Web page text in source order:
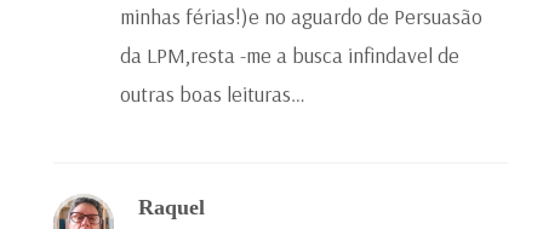
minhas férias!)e no aguardo de Persuasão
da LPM,resta -me a busca infindavel de
outras boas leituras…
Raquel